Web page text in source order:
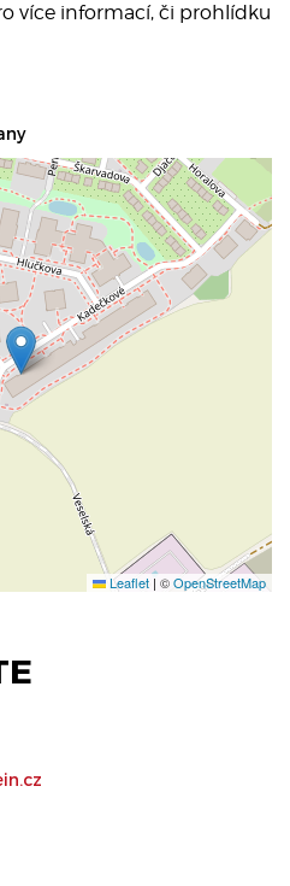
více informací, či prohlídku
Leaflet | ©OpenStreetMap